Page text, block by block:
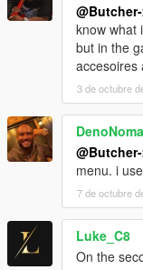
know what
but in the
accesoires
3 de octubre
menu. i
7 de octubre
Luke_C8
On the